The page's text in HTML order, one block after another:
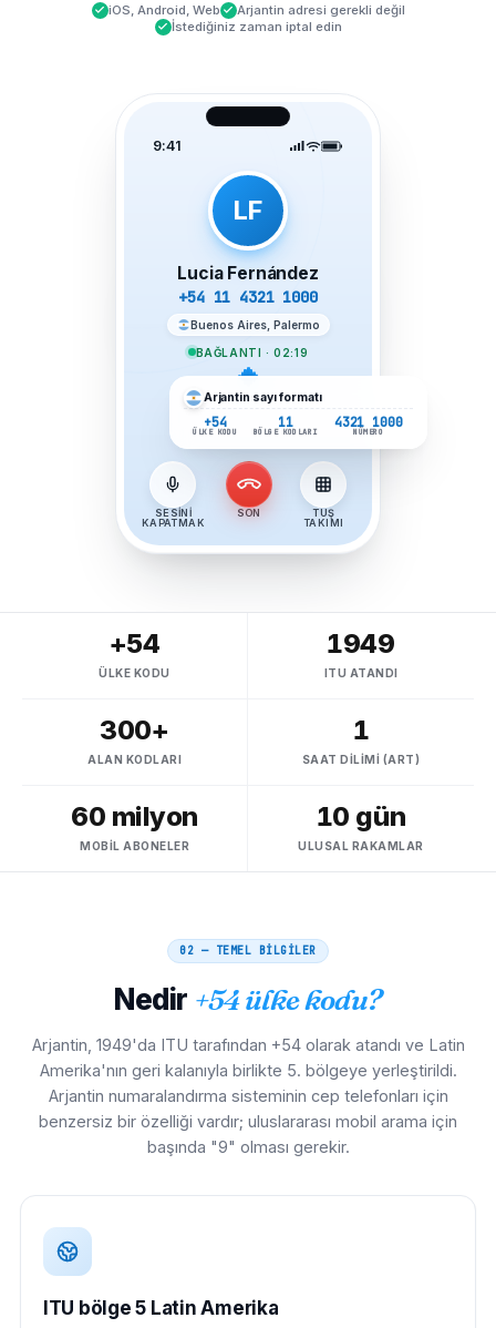
iOS, Android, Web
Arjantin adresi gerekli değil
İstediğiniz zaman iptal edin
9:41
LF
Lucia Fernández
+54 11 4321 1000
Buenos Aires, Palermo
BAĞLANTI · 02:19
SESINI
KAPATMAK
SON
TUŞ
TAKIMI
Arjantin sayı formatı
+54
ÜLKE KODU
11
BÖLGE KODLARI
4321 1000
NÜMERO
+54
ÜLKE KODU
1949
ITU ATANDI
300+
ALAN KODLARI
1
SAAT DILIMI (ART)
60 milyon
MOBIL ABONELER
10 gün
ULUSAL RAKAMLAR
02 — TEMEL BİLGİLER
Nedir +54 ülke kodu?
Arjantin, 1949'da ITU tarafından +54 olarak atandı ve Latin
Amerika'nın geri kalanıyla birlikte 5. bölgeye yerleştirildi.
Arjantin numaralandırma sisteminin cep telefonları için
benzersiz bir özelliği vardır; uluslararası mobil arama için
başında "9" olması gerekir.
ITU bölge 5 Latin Amerika